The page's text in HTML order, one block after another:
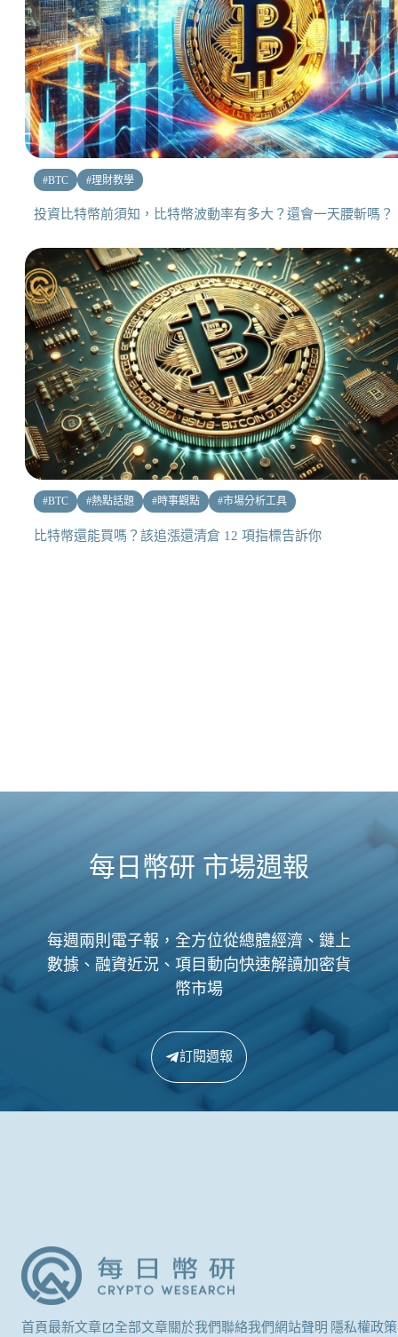
#BTC #理財教學
投資比特幣前須知，比特幣波動率有多大？還會一天腰斬嗎？
#BTC #熱點話題 #時事觀點 #市場分析工具
比特幣還能買嗎？該追漲還清倉 12 項指標告訴你
每日幣研 市場週報
每週兩則電子報，全方位從總體經濟、鏈上
數據、融資近況、項目動向快速解讀加密貨
幣市場
訂閱週報
首頁最新文章 全部文章關於我們聯絡我們網站聲明 隱私權政策